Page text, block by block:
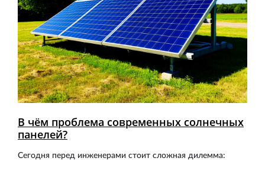
В чём проблема современных солнечных
панелей?
Сегодня перед инженерами стоит сложная дилемма: